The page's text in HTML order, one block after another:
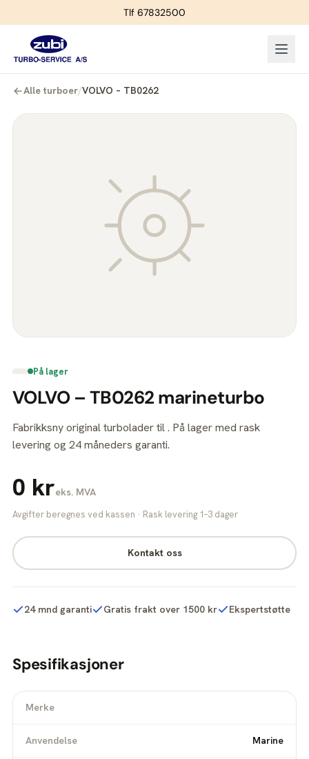
Tlf 67832500
Alle turboer/VOLVO – TB0262
På lager
VOLVO – TB0262 marineturbo
Fabrikksny original turbolader til . På lager med rask
levering og 24 måneders garanti.
0 kreks. MVA
Avgifter beregnes ved kassen · Rask levering 1–3 dager
Kontakt oss
24 mnd garanti Gratis frakt over 1500 kr Ekspertstøtte
Spesifikasjoner
Merke
Anvendelse Marine